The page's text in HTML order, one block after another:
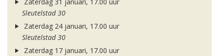
Zaterdag 31 januari, 17.00 uur
Sleutelstad 30
Zaterdag 24 januari, 17.00 uur
Sleutelstad 30
Zaterdag 17 januari, 17.00 uur